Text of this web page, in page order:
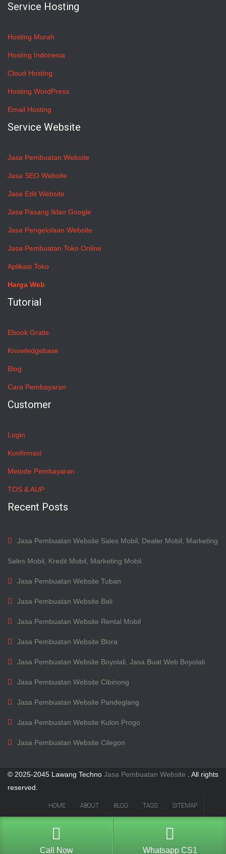
Service Hosting
Hosting Murah
Hosting Indonesia
Cloud Hosting
Hosting WordPress
Email Hosting
Service Website
Jasa Pembuatan Website
Jasa SEO Website
Jasa Edit Website
Jasa Pasang Iklan Google
Jasa Pengelolaan Website
Jasa Pembuatan Toko Online
Aplikasi Toko
Harga Web
Tutorial
Ebook Gratis
Knowledgebase
Blog
Cara Pembayaran
Customer
Login
Konfirmasi
Metode Pembayaran
TOS & AUP
Recent Posts
Jasa Pembuatan Website Sales Mobil, Dealer Mobil, Marketing
Sales Mobil, Kredit Mobil, Marketing Mobil.
Jasa Pembuatan Website Tuban
Jasa Pembuatan Website Bali
Jasa Pembuatan Website Rental Mobil
Jasa Pembuatan Website Blora
Jasa Pembuatan Website Boyolali, Jasa Buat Web Boyolali
Jasa Pembuatan Website Cibinong
Jasa Pembuatan Website Pandeglang
Jasa Pembuatan Website Kulon Progo
Jasa Pembuatan Website Cilegon
© 2025-2045 Lawang Techno Jasa Pembuatan Website
. All rights
reserved.
HOME ABOUT BLOG TAGS SITEMAP
Call Now Whatsapp CS1